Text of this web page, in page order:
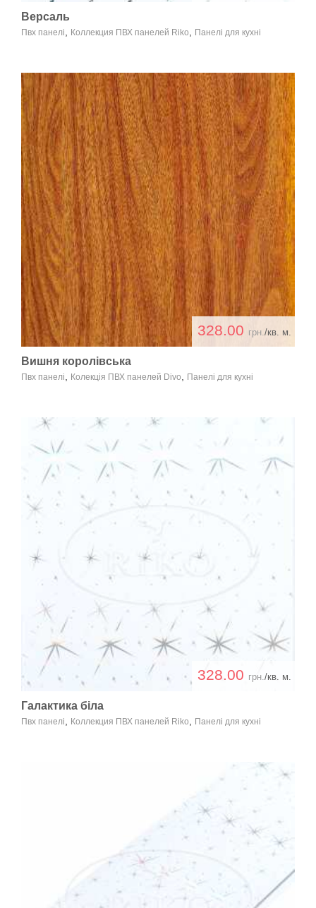
Версаль
Пвх панелі Коллекция ПВХ панелей Riko Панелі для кухні
328.00 грн./кв. м.
Вишня королівська
Пвх панелі Колекція ПВХ панелей Divo Панелі для кухні
328.00 грн./кв. м.
Галактика біла
Пвх панелі Коллекция ПВХ панелей Riko Панелі для кухні